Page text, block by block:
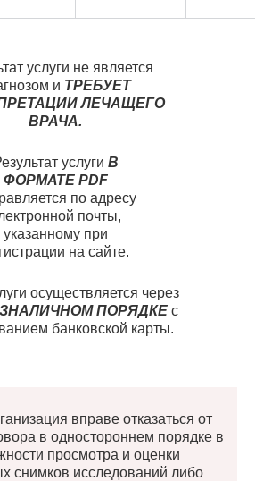
услуги не является
и ТРЕБУЕТ
ЛЕЧАЩЕГО
ВРАЧА.
услуги В
ФОРМАТЕ PDF
по адресу
почты,
указанному при
на сайте.
осуществляется через
ПОРЯДКЕ с
банковской карты.
вправе отказаться от
в одностороннем порядке в
просмотра и оценки
снимков исследований либо